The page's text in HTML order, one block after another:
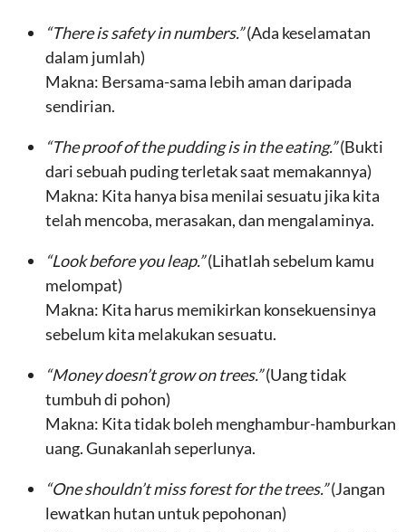
“There is safety in numbers.”(Ada keselamatan
dalam jumlah)
Makna: Bersama-sama lebih aman daripada
sendirian.
“The proof of the pudding is in the eating.”(Bukti
dari sebuah puding terletak saat memakannya)
Makna: Kita hanya bisa menilai sesuatu jika kita
telah mencoba, merasakan, dan mengalaminya.
“Look before you leap.”(Lihatlah sebelum kamu
melompat)
Makna: Kita harus memikirkan konsekuensinya
sebelum kita melakukan sesuatu.
“Money doesn’t grow on trees.”(Uang tidak
tumbuh di pohon)
Makna: Kita tidak boleh menghambur-hamburkan
uang. Gunakanlah seperlunya.
“One shouldn’t miss forest for the trees.”(Jangan
lewatkan hutan untuk pepohonan)